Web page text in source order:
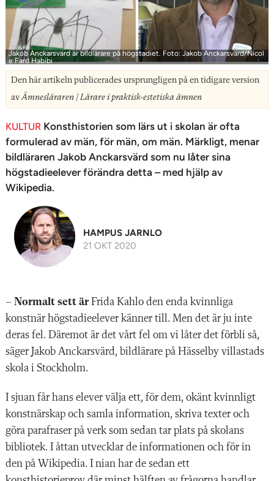
Jakob Anckar­svärd är bild­lärare på högstadiet. Foto: Jakob Anckarsvärd/Nicol
e Fard Habibi
Den här artikeln publicerades ursprungligen på en tidigare version
avÄmnesläraren | Lärare i praktisk-estetiska ämnen
KULTUR Konsthistorien som lärs ut i skolan är ofta
formulerad av män, för män, om män. Märkligt, menar
bildläraren Jakob Anckarsvärd som nu låter sina
högstadieelever förändra detta – med hjälp av
Wikipedia.
HAMPUS JARNLO
21 OKT 2020
– Normalt sett är Frida Kahlo den enda kvinnliga
konstnär högstadieelever känner till. Men det är ju inte
deras fel. Däremot är det vårt fel om vi låter det förbli så,
säger Jakob ­Anckarsvärd, bildlärare på Hässel­by villastads
skola i Stockholm.
I sjuan får hans elever välja ett, för dem, okänt kvinnligt
konstnärskap och samla information, skriva texter och
göra parafraser på verk som sedan tar plats på skolans
bibliotek. I åttan utvecklar de informationen och för in
den på Wikipedia. I nian har de sedan ett